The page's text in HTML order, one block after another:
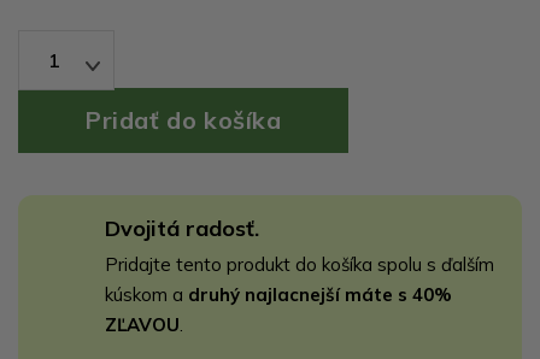
1
Dvojitá radosť.
Pridajte tento produkt do košíka spolu s ďalším
kúskom a druhý najlacnejší máte s 40%
ZĽAVOU